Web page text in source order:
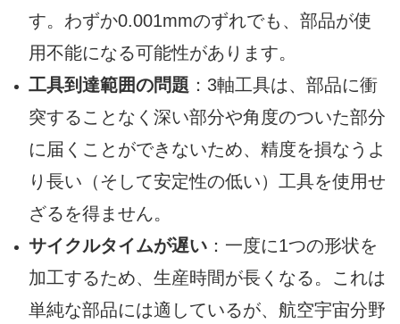
す。わずか0.001mmのずれでも、部品が使
用不能になる可能性があります。
工具到達範囲の問題 ：3軸工具は、部品に衝
突することなく深い部分や角度のついた部分
に届くことができないため、精度を損なうよ
り長い（そして安定性の低い）工具を使用せ
ざるを得ません。
サイクルタイムが遅い：一度に1つの形状を
加工するため、生産時間が長くなる。これは
単純な部品には適しているが、航空宇宙分野